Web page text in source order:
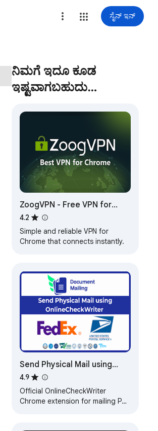
ಸೈನ್ ಇನ್
ನಿಮಗೆ ಇದೂ ಕೂಡ
ಇಷ್ಟವಾಗಬಹುದು…
ZoogVPN - Free VPN for
Chrome & Proxy
4.2
Simple and reliable VPN for
Chrome that connects instantly.
Send Physical Mail using
OnlineCheckWriter
4.9
Official OnlineCheckWriter
Chrome extension for mailing PDF